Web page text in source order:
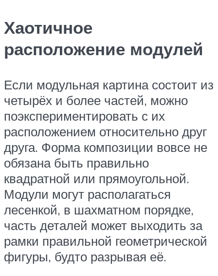
Хаотичное
расположение модулей
Если модульная картина состоит из
четырёх и более частей, можно
поэкспериментировать с их
расположением относительно друг
друга. Форма композиции вовсе не
обязана быть правильно
квадратной или прямоугольной.
Модули могут располагаться
лесенкой, в шахматном порядке,
часть деталей может выходить за
рамки правильной геометрической
фигуры, будто разрывая её.